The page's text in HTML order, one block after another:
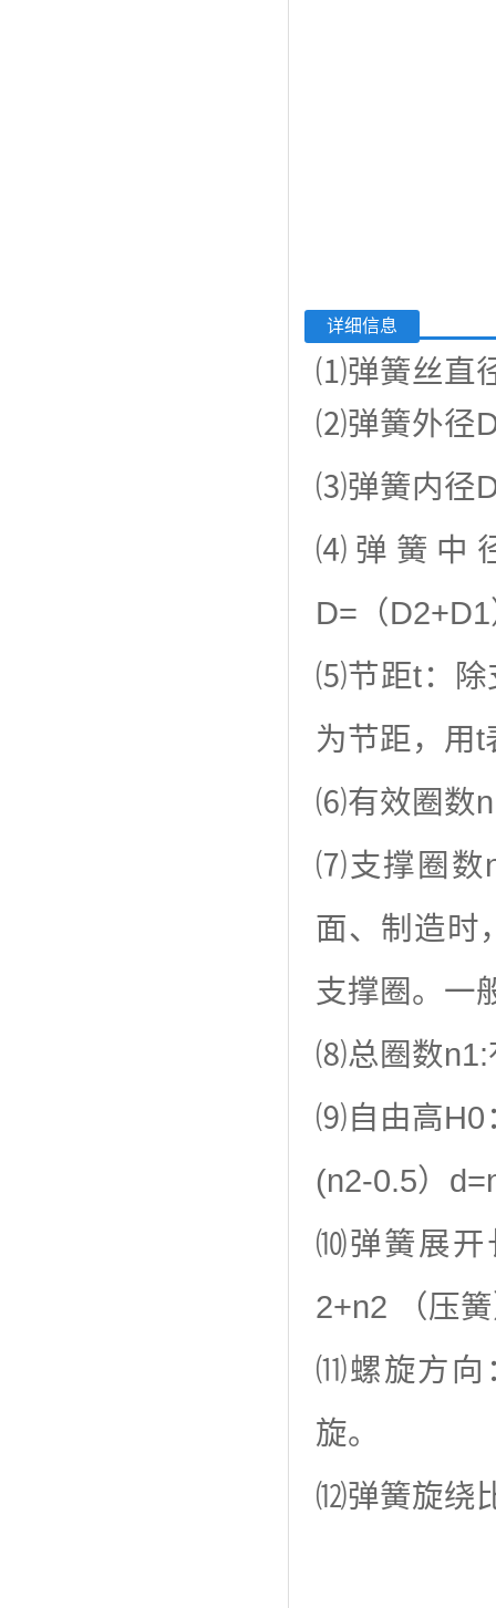
详细信息
⑴弹簧丝直
⑵弹簧外径
⑶弹簧内径
⑷弹簧中
D=（
⑸节距t：除
为节距，用t
⑹有效圈数n
⑺支撑圈数
面、制造时
支撑圈。一
⑻总圈数n1:
⑼自由高H0
(n2-0.5）
⑽弹簧展开
2+n2 （压
⑾螺旋方向
旋。
⑿弹簧旋绕